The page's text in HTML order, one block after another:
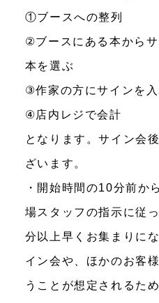
①ブースへの整列
②ブースにある本から
本を選ぶ
③作家の方にサインを入
④店内レジで会計
となります。サイン会
ざいます。
・開始時間の10分前か
場スタッフの指示に従
分以上早くお集まりに
イン会や、ほかのお客
うことが想定されるた